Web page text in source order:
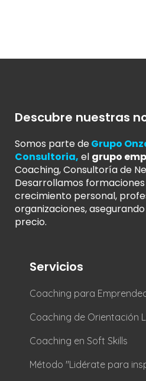
Descubre nuestras
Somos parte deGrupo
Consultoria, el grupo
Coaching, Consultoría de
Desarrollamos
crecimiento personal,
organizaciones,
precio.
Servicios
Coaching para
Coaching de Orientación
Coaching en Soft Skills
Método "Lidérate para